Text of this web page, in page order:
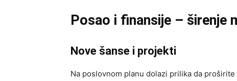
Posao i finansije – širenje
Nove šanse i projekti
Na poslovnom planu dolazi prilika da